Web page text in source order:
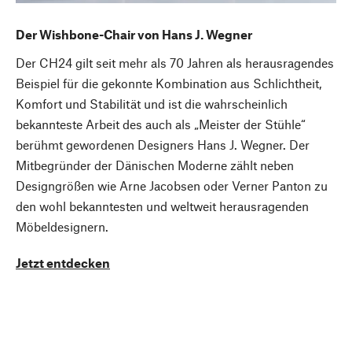
Der Wishbone-Chair von Hans J. Wegner
Der CH24 gilt seit mehr als 70 Jahren als herausragendes
Beispiel für die gekonnte Kombination aus Schlichtheit,
Komfort und Stabilität und ist die wahrscheinlich
bekannteste Arbeit des auch als „Meister der Stühle“
berühmt gewordenen Designers Hans J. Wegner. Der
Mitbegründer der Dänischen Moderne zählt neben
Designgrößen wie Arne Jacobsen oder Verner Panton zu
den wohl bekanntesten und weltweit herausragenden
Möbeldesignern.
Jetzt entdecken